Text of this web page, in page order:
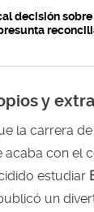
decisión sobre
y
la carrera de
acaba con el
estudiar
un